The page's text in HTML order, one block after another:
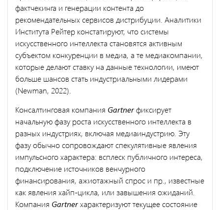
фактчекинга и генерации контента до
рекомендательных сервисов дистрибуции. Аналитики
Института Рейтер констатируют, что системы
искусственного интеллекта становятся активным
субъектом конкуренции в медиа, а те медиакомпании,
которые делают ставку на данные технологии, имеют
больше шансов стать индустриальными лидерами
(Newman, 2022).
Консалтинговая компания Gartnerфиксирует
начальную фазу роста искусственного интеллекта в
разных индустриях, включая медиаиндустрию. Эту
фазу обычно сопровождают спекулятивные явления
импульсного характера: всплеск публичного интереса,
подключение источников венчурного
финансирования, ажиотажный спрос и пр., известные
как явления хайп-цикла, или завышения ожиданий.
Компания Gartnerхарактеризуют текущее состояние